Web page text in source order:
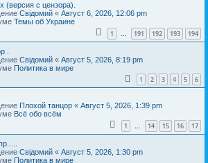
с цензора).
Свідомий « Август 6, 2026, 12:06 pm
Темы об Украине
1 … 191 192 193 194
.
Свідомий « Август 5, 2026, 8:19 pm
Политика в мире
1 2 3 4 5 6
Плохой танцор « Август 5, 2026, 1:39 pm
Всё обо всём
1 … 14 15 16 17
Свідомий « Август 5, 2026, 1:30 pm
Политика в мире